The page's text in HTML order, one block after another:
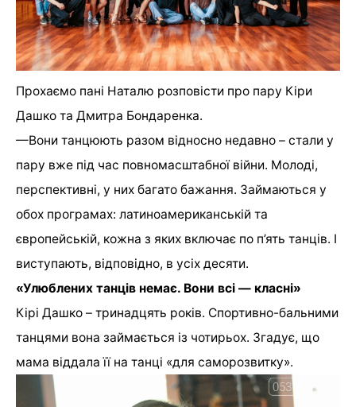
Прохаємо пані Наталю розповісти про пару Кіри
Дашко та Дмитра Бондаренка.
—Вони танцюють разом відносно недавно – стали у
пару вже під час повномасштабної війни. Молоді,
перспективні, у них багато бажання. Займаються у
обох програмах: латиноамериканській та
європейській, кожна з яких включає по п’ять танців. І
виступають, відповідно, в усіх десяти.
«Улюблених танців немає. Вони всі — класні»
Кірі Дашко – тринадцять років. Спортивно-бальними
танцями вона займається із чотирьох. Згадує, що
мама віддала її на танці «для саморозвитку».